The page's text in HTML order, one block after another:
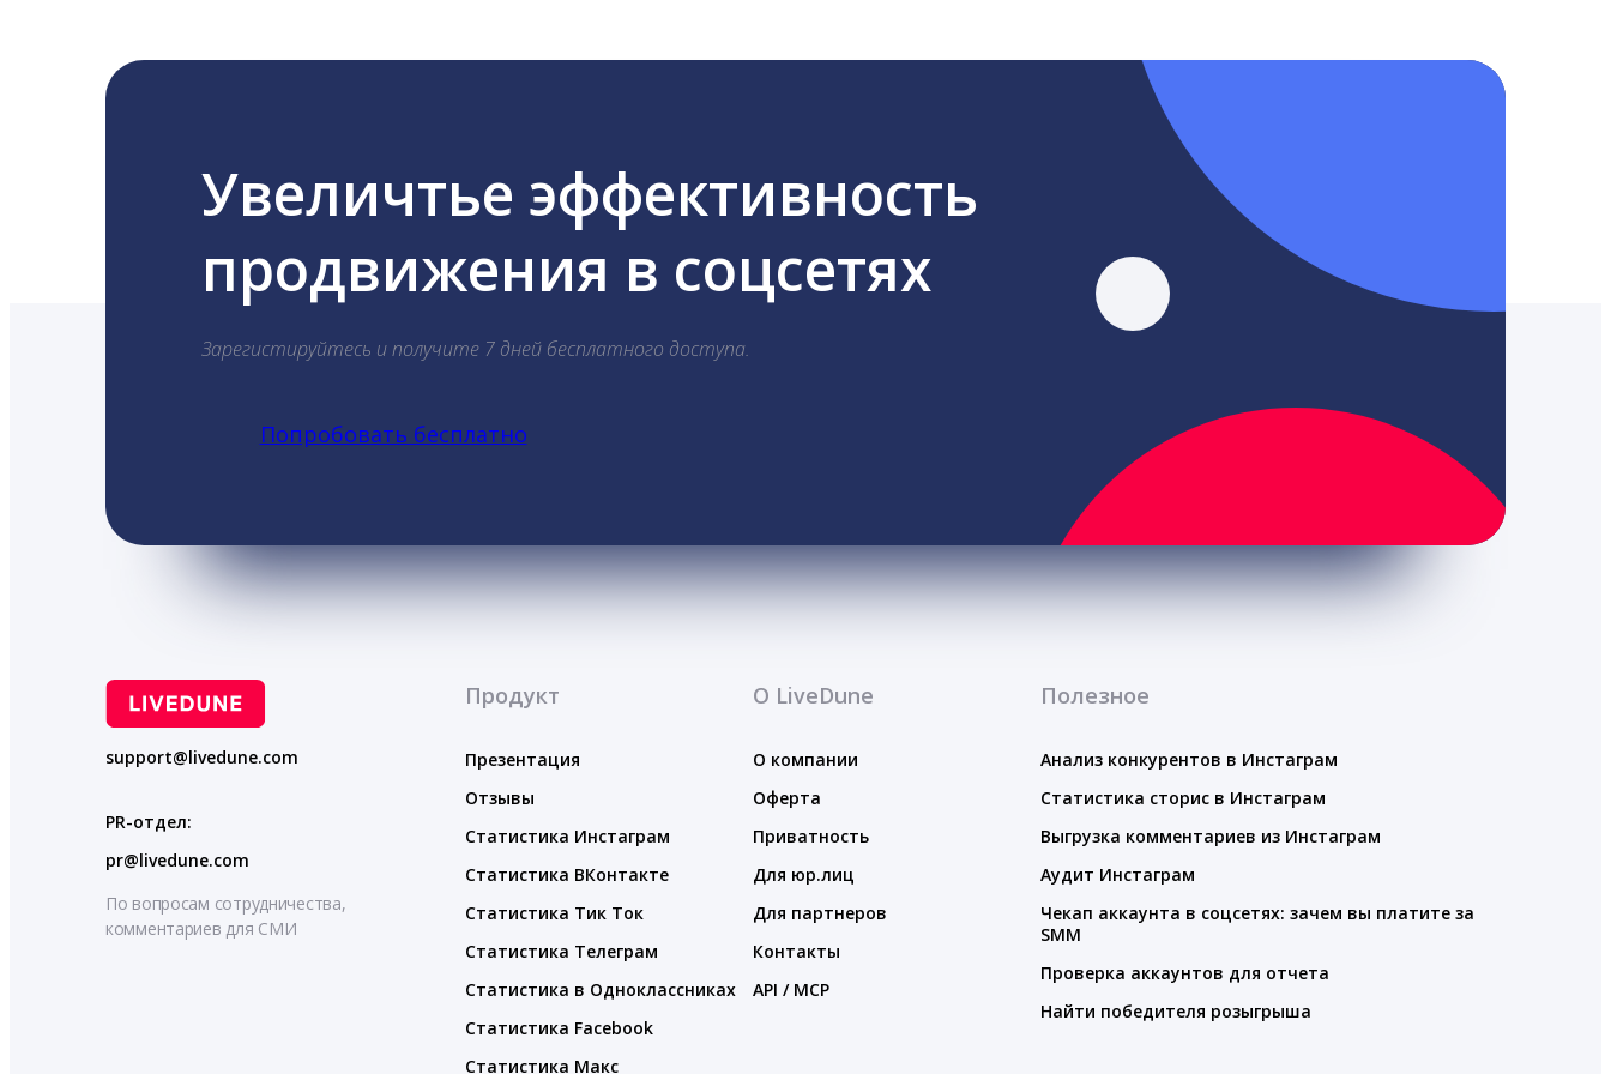
Увеличтье эффективность
продвижения в соцсетях
Зарегистируйтесь и получите 7 дней бесплатного доступа.
Попробовать бесплатно
support@livedune.com
PR-отдел:
pr@livedune.com
По вопросам сотрудничества,
комментариев для СМИ
Продукт
Презентация
Отзывы
Статистика Инстаграм
Статистика ВКонтакте
Статистика Тик Ток
Статистика Телеграм
Статистика в Одноклассниках
Статистика Facebook
Статистика Макс
О LiveDune
О компании
Оферта
Приватность
Для юр.лиц
Для партнеров
Контакты
API / MCP
Полезное
Анализ конкурентов в Инстаграм
Статистика сторис в Инстаграм
Выгрузка комментариев из Инстаграм
Аудит Инстаграм
Чекап аккаунта в соцсетях: зачем вы платите за
SMM
Проверка аккаунтов для отчета
Найти победителя розыгрыша